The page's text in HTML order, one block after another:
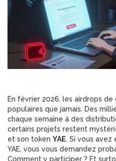
En février 2026, les airdrops
populaires que jamais. Des
chaque semaine à des
certains projets restent
et son token YAE. Si vous avez
YAE, vous vous demandez
Comment y participer ? Et